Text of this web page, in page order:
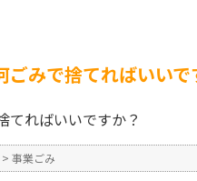
ごみで捨てればいいで
てればいいですか？
> 事業ごみ